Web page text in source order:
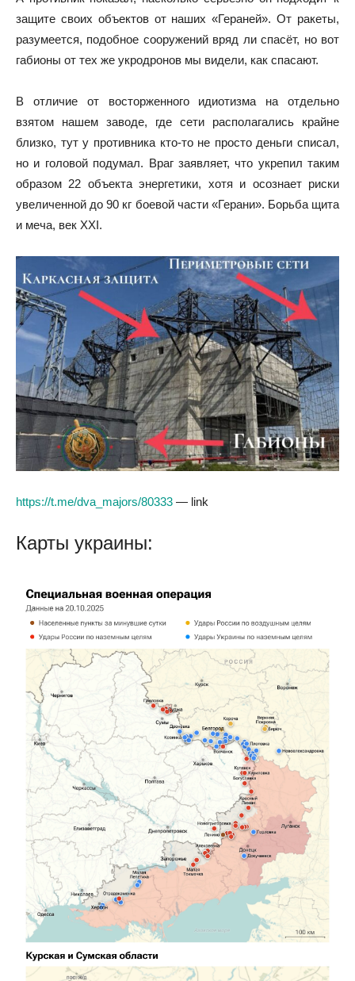
защите своих объектов от наших «Гераней». От ракеты,
разумеется, подобное сооружений вряд ли спасёт, но вот
габионы от тех же укродронов мы видели, как спасают.
В отличие от восторженного идиотизма на отдельно
взятом нашем заводе, где сети располагались крайне
близко, тут у противника кто-то не просто деньги списал,
но и головой подумал. Враг заявляет, что укрепил таким
образом 22 объекта энергетики, хотя и осознает риски
увеличенной до 90 кг боевой части «Герани». Борьба щита
и меча, век XXI.
https://t.me/dva_majors/80333 — link
Карты украины: